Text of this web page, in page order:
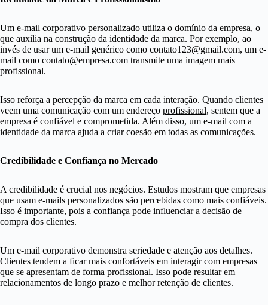
Um e-mail corporativo personalizado utiliza o domínio da empresa, o
que auxilia na construção da identidade da marca. Por exemplo, ao
invés de usar um e-mail genérico como contato123@gmail.com, um e-
mail como contato@empresa.com transmite uma imagem mais
profissional.
Isso reforça a percepção da marca em cada interação. Quando clientes
veem uma comunicação com um endereço profissional, sentem que a
empresa é confiável e comprometida. Além disso, um e-mail com a
identidade da marca ajuda a criar coesão em todas as comunicações.
Credibilidade e Confiança no Mercado
A credibilidade é crucial nos negócios. Estudos mostram que empresas
que usam e-mails personalizados são percebidas como mais confiáveis.
Isso é importante, pois a confiança pode influenciar a decisão de
compra dos clientes.
Um e-mail corporativo demonstra seriedade e atenção aos detalhes.
Clientes tendem a ficar mais confortáveis em interagir com empresas
que se apresentam de forma profissional. Isso pode resultar em
relacionamentos de longo prazo e melhor retenção de clientes.